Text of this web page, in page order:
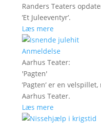
Randers Teaters
’Et Juleeventyr’.
Læs mere
Anmeldelse
Aarhus Teater:
'Pagten'
’Pagten’ er en
Aarhus Teater.
Læs mere